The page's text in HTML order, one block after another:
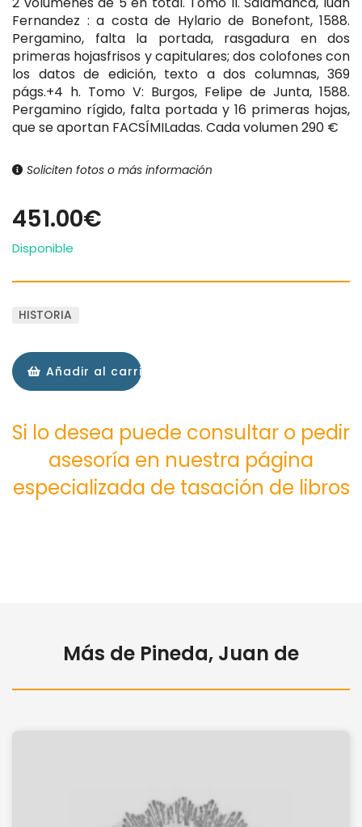
Fernandez : a costa de Hylario de Bonefont, 1588.
Pergamino, falta la portada, rasgadura en dos
primeras hojasfrisos y capitulares; dos colofones con
los datos de edición, texto a dos columnas, 369
págs.+4 h. Tomo V: Burgos, Felipe de Junta, 1588.
Pergamino rígido, falta portada y 16 primeras hojas,
que se aportan FACSÍMILadas. Cada volumen 290 €
Soliciten fotos o más información
451.00€
Disponible
HISTORIA
Añadir al carrito
Si lo desea puede consultar o pedir
asesoría en nuestra página
especializada de tasación de libros
Más de Pineda, Juan de